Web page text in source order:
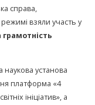
справа,
взяли участь у
грамотність
установа
платформа «4
ініціатив», а